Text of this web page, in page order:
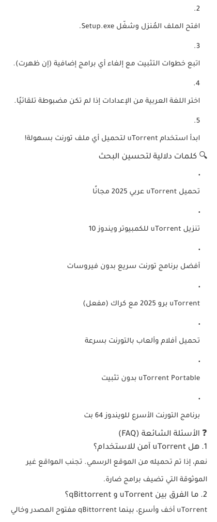
افتح الملف المُنزل وشغّل Setup.exe
.
اتبع خطوات التثبيت مع إلغاء أي برامج إضافية (إن ظهرت).
اختر اللغة العربية من الإعدادات إذا لم تكن مضبوطة تلقائيًا.
ابدأ استخدام uTorrent لتحميل أي ملف تورنت بسهولة!
🔍 كلمات دلالية لتحسين البحث
تحميل uTorrent عربي 2025 مجانًا
تنزيل uTorrent للكمبيوتر ويندوز 10
أفضل برنامج تورنت سريع بدون فيروسات
uTorrent برو 2025 مع كراك (مفعل)
تحميل أفلام وألعاب بالتورنت بسرعة
uTorrent Portable بدون تثبيت
برنامج التورنت الأسرع للويندوز 64 بت
❓ الأسئلة الشائعة (FAQ)
1. هل uTorrent آمن للاستخدام؟
نعم، إذا تم تحميله من الموقع الرسمي. تجنب المواقع غير
الموثوقة التي تضيف برامج ضارة.
2. ما الفرق بين uTorrent و qBittorrent؟
uTorrent أخف وأسرع، بينما qBittorrent مفتوح المصدر وخالي